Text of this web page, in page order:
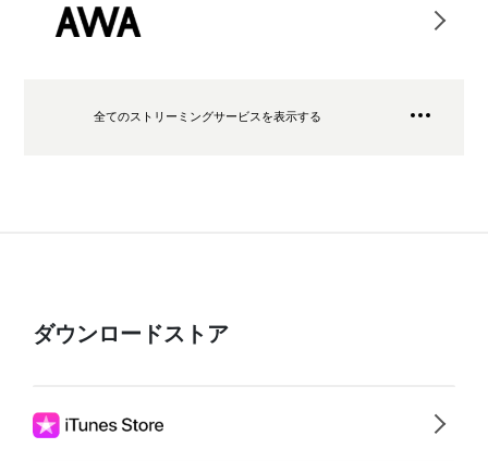
全てのストリーミングサービスを表示する
ダウンロードストア